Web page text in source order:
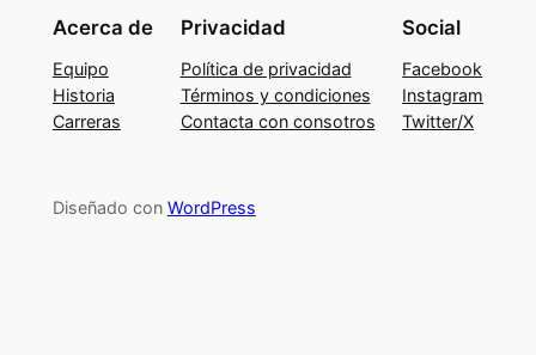
Acerca de
Equipo
Historia
Carreras
Privacidad
Política de privacidad
Términos y condiciones
Contacta con consotros
Social
Facebook
Instagram
Twitter/X
Diseñado con WordPress